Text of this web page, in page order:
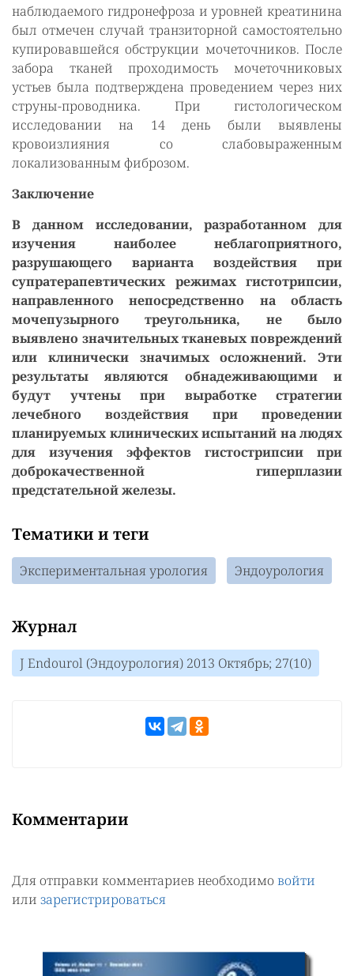
наблюдаемого гидронефроза и уровней креатинина
был отмечен случай транзиторной самостоятельно
купировавшейся обструкции мочеточников. После
забора тканей проходимость мочеточниковых
устьев была подтверждена проведением через них
струны-проводника. При гистологическом
исследовании на 14 день были выявлены
кровоизлияния со слабовыраженным
локализованным фиброзом.
Заключение
В данном исследовании, разработанном для
изучения наиболее неблагоприятного,
разрушающего варианта воздействия при
супратерапевтических режимах гистотрипсии,
направленного непосредственно на область
мочепузырного треугольника, не было
выявлено значительных тканевых повреждений
или клинически значимых осложнений. Эти
результаты являются обнадеживающими и
будут учтены при выработке стратегии
лечебного воздействия при проведении
планируемых клинических испытаний на людях
для изучения эффектов гистострипсии при
доброкачественной гиперплазии
предстательной железы.
Тематики и теги
Экспериментальная урология Эндоурология
Журнал
J Endourol (Эндоурология) 2013 Октябрь; 27(10)
Комментарии
Для отправки комментариев необходимо войти
или зарегистрироваться